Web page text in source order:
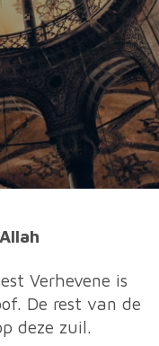
Verhevene is
De rest van de
deze zuil.